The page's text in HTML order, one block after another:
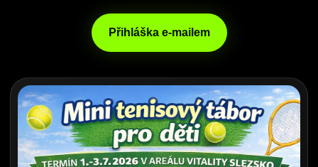
Přihláška e-mailem